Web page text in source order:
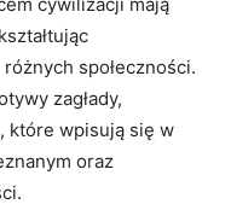
społeczności.
zagłady,
które wpisują się w
oraz